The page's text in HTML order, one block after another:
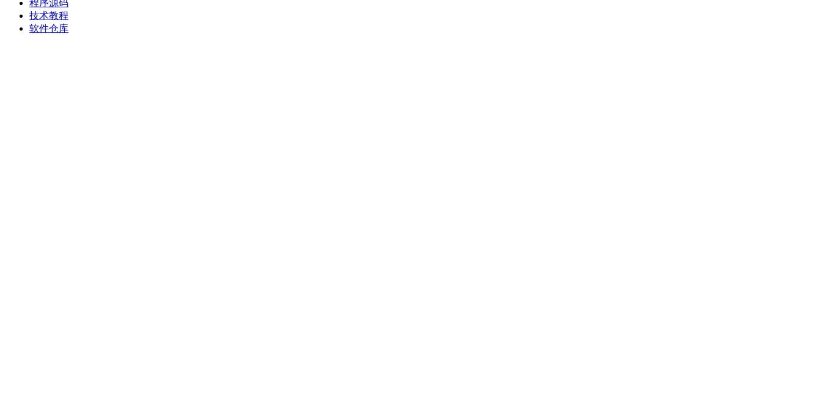
程序源码
技术教程
软件仓库